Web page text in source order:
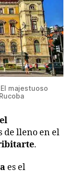
majestuoso
de lleno en el
.
es el